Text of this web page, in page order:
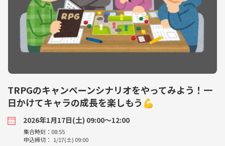
TRPGのキャンペーンシナリオをやってみよう！一
日かけてキャラの成長を楽しもう💪
2026年1月17日(土) 09:00〜12:00
集合時刻：08:55
申込締切： 1/17(土) 09:00